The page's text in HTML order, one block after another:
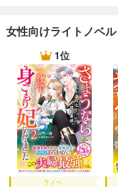
女性向けライトノベ
1位
ラノベ